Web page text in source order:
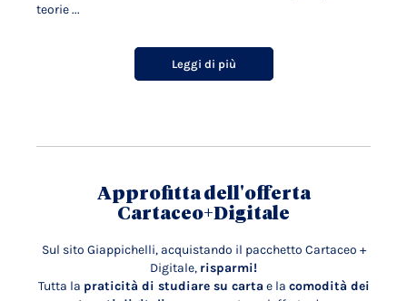
teorie ...
Leggi di più
Approfitta dell'offerta
Cartaceo+Digitale
Sul sito Giappichelli, acquistando il pacchetto Cartaceo +
Digitale, risparmi!
Tutta la praticità di studiare su carta e la comodità dei